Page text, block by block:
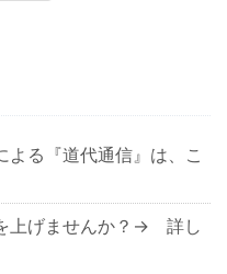
る『道代通信』は、 こ
上げませんか？→ 詳し